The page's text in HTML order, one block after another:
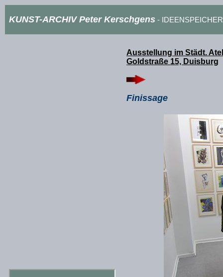
KUNST-ARCHIV Peter Kerschgens - IDEENSPEICHER
Ausstellung im Städt.
Goldstraße 15, Duisburg
Finissage